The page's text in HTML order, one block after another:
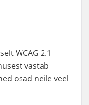
WCAG 2.1
vastab
osad neile veel